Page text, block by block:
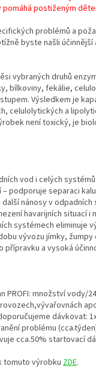
pomáhá postiženým
problémů a
byste našli
vybraných druhů
bílkoviny, fekálie,
Výsledkem je
celulolytických a
není toxický, je
vod i celých systémů
podporuje separaci kalu
nánosy v
havarijních situací i
systémech eliminuje
vývozu jímky, žumpy
přípravku a vysoká
PROFI: množství vody/
dávkovat:
problému
cca.50% startovací
tomuto výrobku ZDE.